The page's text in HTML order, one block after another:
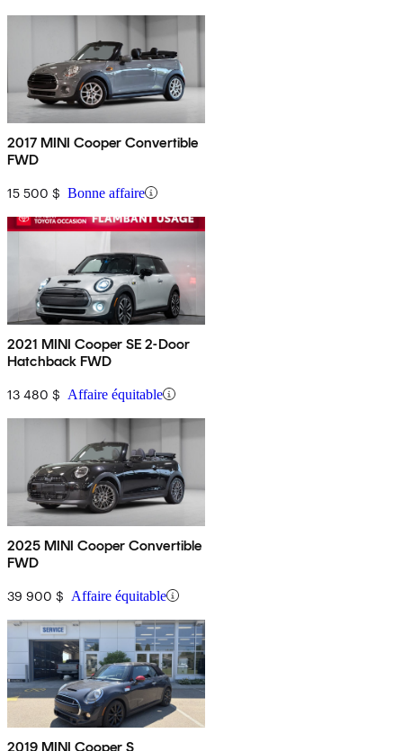
2017 MINI Cooper Convertible
FWD
15 500 $ Bonne affaire
2021 MINI Cooper SE 2-Door
Hatchback FWD
13 480 $ Affaire équitable
2025 MINI Cooper Convertible
FWD
39 900 $ Affaire équitable
2019 MINI Cooper S